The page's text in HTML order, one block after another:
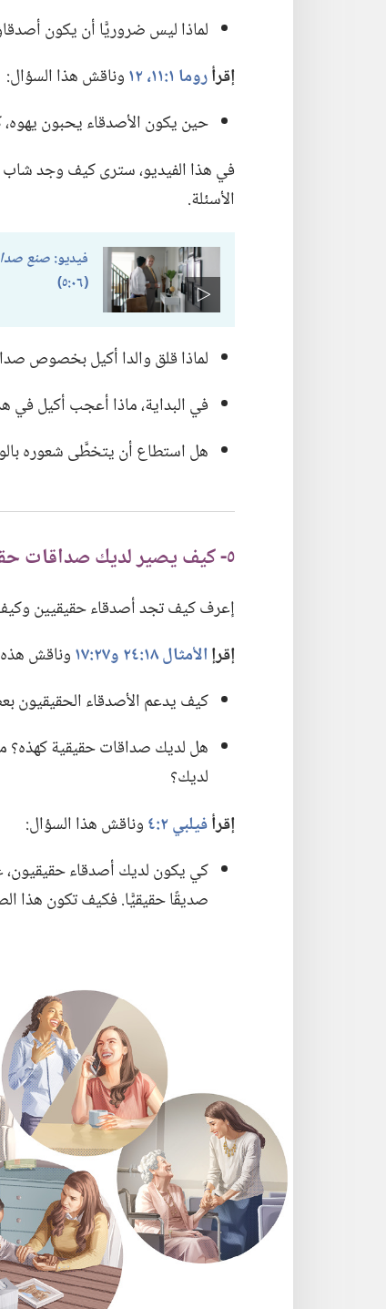
لماذا ليس ضروريًّا أن يكون
إقرأروما ١:‏​١١،‏ ١٢
وناقش هذا السؤال:‏
حين يكون الأصدقاء يحبون
في هذا الفيديو،‏ سترى كيف وجد
الأسئلة.‏
فيديو:‏صنع
(‏٠٦:‏٥)‏
لماذا قلق والدا أكيل بخصوص
في البداية،‏ ماذا أعجب أكيل في
هل استطاع أن يتخطَّى شعوره
٥-‏ كيف يصير لديك صداقات حقيقية؟‏
إعرف كيف تجد أصدقاء حقيقيين
إقرإالأمثال ١٨:‏٢٤ و٢٧:‏١٧
وناقش هذه
كيف يدعم الأصدقاء الحقيقيون
هل لديك صداقات حقيقية كهذه؟‏
لديك؟‏
إقرأفيلبي ٢:‏٤
وناقش هذا السؤال:‏
كي يكون لديك أصدقاء حقيقيون،‏
صديقًا حقيقيًّا.‏ فكيف تكون هذا